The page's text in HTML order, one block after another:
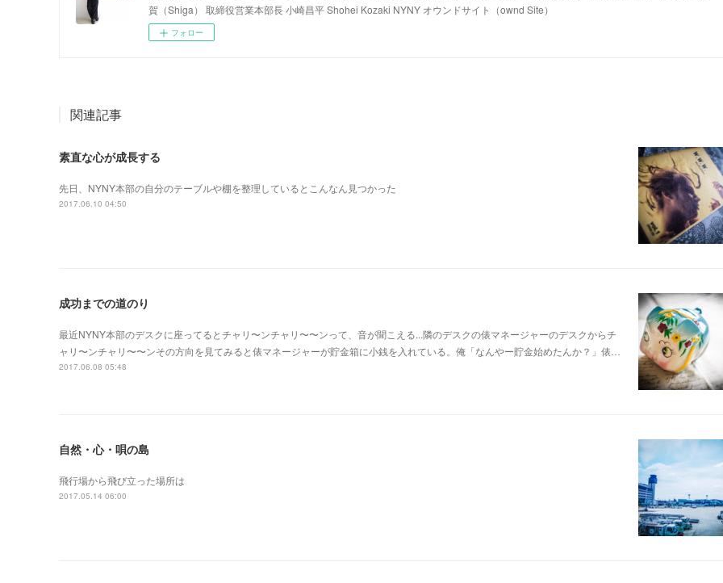
賀（Shiga） 取締役営業本部長 小崎昌平 Shohei Kozaki NYNY オウンドサイト（ownd Site）
フォロー
関連記事
素直な心が成長する
先日、NYNY本部の自分のテーブルや棚を整理しているとこんなん見つかった
2017.06.10 04:50
成功までの道のり
最近NYNY本部のデスクに座ってるとチャリ〜ンチャリ〜〜ンって、音が聞こえる...隣のデスクの俵マネージャーのデスクからチ
ャリ〜ンチャリ〜〜ンその方向を見てみると俵マネージャーが貯金箱に小銭を入れている。俺「なんやー貯金始めたんか？」俵…
2017.06.08 05:48
自然・心・唄の島
飛行場から飛び立った場所は
2017.05.14 06:00